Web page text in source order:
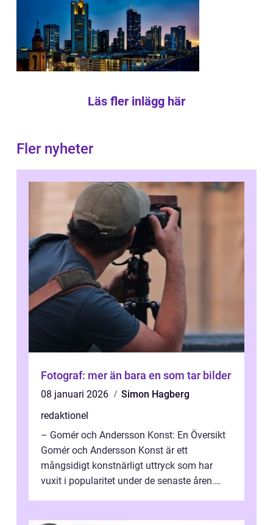
Läs fler inlägg här
Fler nyheter
Fotograf: mer än bara en som tar bilder
08 januari 2026
Simon Hagberg
redaktionel
– Gomér och Andersson Konst: En Översikt
Gomér och Andersson Konst är ett
mångsidigt konstnärligt uttryck som har
vuxit i popularitet under de senaste åren.